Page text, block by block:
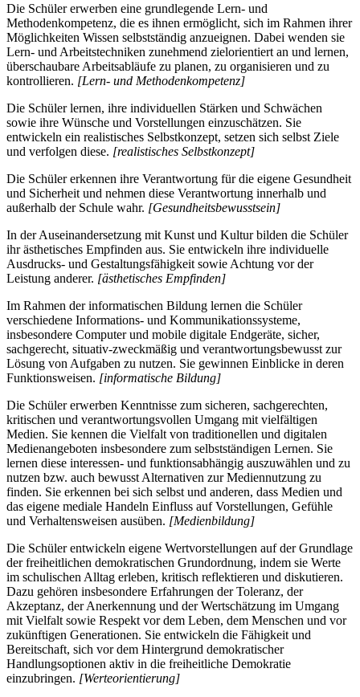
Die Schüler erwerben eine grundlegende Lern- und
Methodenkompetenz, die es ihnen ermöglicht, sich im Rahmen ihrer
Möglichkeiten Wissen selbstständig anzueignen. Dabei wenden sie
Lern- und Arbeitstechniken zunehmend zielorientiert an und lernen,
überschaubare Arbeitsabläufe zu planen, zu organisieren und zu
kontrollieren. [Lern- und Methodenkompetenz]
Die Schüler lernen, ihre individuellen Stärken und Schwächen
sowie ihre Wünsche und Vorstellungen einzuschätzen. Sie
entwickeln ein realistisches Selbstkonzept, setzen sich selbst Ziele
und verfolgen diese. [realistisches Selbstkonzept]
Die Schüler erkennen ihre Verantwortung für die eigene Gesundheit
und Sicherheit und nehmen diese Verantwortung innerhalb und
außerhalb der Schule wahr. [Gesundheitsbewusstsein]
In der Auseinandersetzung mit Kunst und Kultur bilden die Schüler
ihr ästhetisches Empfinden aus. Sie entwickeln ihre individuelle
Ausdrucks- und Gestaltungsfähigkeit sowie Achtung vor der
Leistung anderer. [ästhetisches Empfinden]
Im Rahmen der informatischen Bildung lernen die Schüler
verschiedene Informations- und Kommunikationssysteme,
insbesondere Computer und mobile digitale Endgeräte, sicher,
sachgerecht, situativ-zweckmäßig und verantwortungsbewusst zur
Lösung von Aufgaben zu nutzen. Sie gewinnen Einblicke in deren
Funktionsweisen. [informatische Bildung]
Die Schüler erwerben Kenntnisse zum sicheren, sachgerechten,
kritischen und verantwortungsvollen Umgang mit vielfältigen
Medien. Sie kennen die Vielfalt von traditionellen und digitalen
Medienangeboten insbesondere zum selbstständigen Lernen. Sie
lernen diese interessen- und funktionsabhängig auszuwählen und zu
nutzen bzw. auch bewusst Alternativen zur Mediennutzung zu
finden. Sie erkennen bei sich selbst und anderen, dass Medien und
das eigene mediale Handeln Einfluss auf Vorstellungen, Gefühle
und Verhaltensweisen ausüben. [Medienbildung]
Die Schüler entwickeln eigene Wertvorstellungen auf der Grundlage
der freiheitlichen demokratischen Grundordnung, indem sie Werte
im schulischen Alltag erleben, kritisch reflektieren und diskutieren.
Dazu gehören insbesondere Erfahrungen der Toleranz, der
Akzeptanz, der Anerkennung und der Wertschätzung im Umgang
mit Vielfalt sowie Respekt vor dem Leben, dem Menschen und vor
zukünftigen Generationen. Sie entwickeln die Fähigkeit und
Bereitschaft, sich vor dem Hintergrund demokratischer
Handlungsoptionen aktiv in die freiheitliche Demokratie
einzubringen. [Werteorientierung]